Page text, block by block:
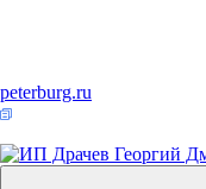
peterburg.ru